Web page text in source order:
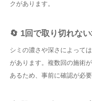
クがあります。
🔄 1回で取り切れな
シミの濃さや深さによっては
があります。複数回の施術
あるため、事前に確認が必要